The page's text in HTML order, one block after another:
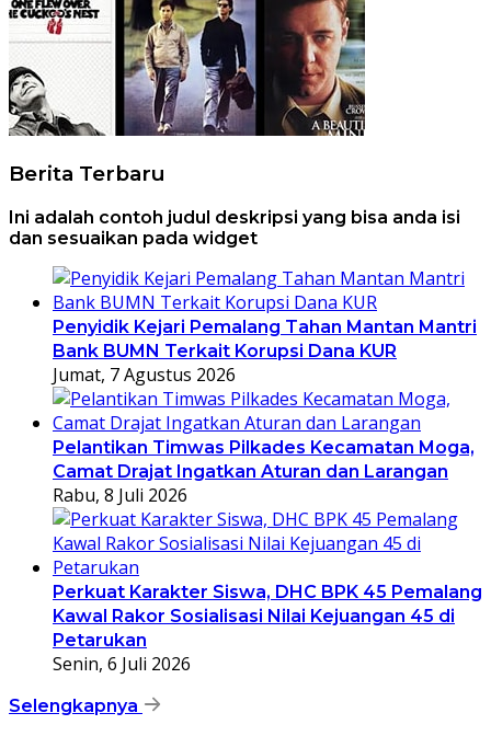
Berita Terbaru
Ini adalah contoh judul deskripsi yang bisa anda isi
dan sesuaikan pada widget
Penyidik Kejari Pemalang Tahan Mantan Mantri
Bank BUMN Terkait Korupsi Dana KUR
Jumat, 7 Agustus 2026
Pelantikan Timwas Pilkades Kecamatan Moga,
Camat Drajat Ingatkan Aturan dan Larangan
Rabu, 8 Juli 2026
Perkuat Karakter Siswa, DHC BPK 45 Pemalang
Kawal Rakor Sosialisasi Nilai Kejuangan 45 di
Petarukan
Senin, 6 Juli 2026
Selengkapnya